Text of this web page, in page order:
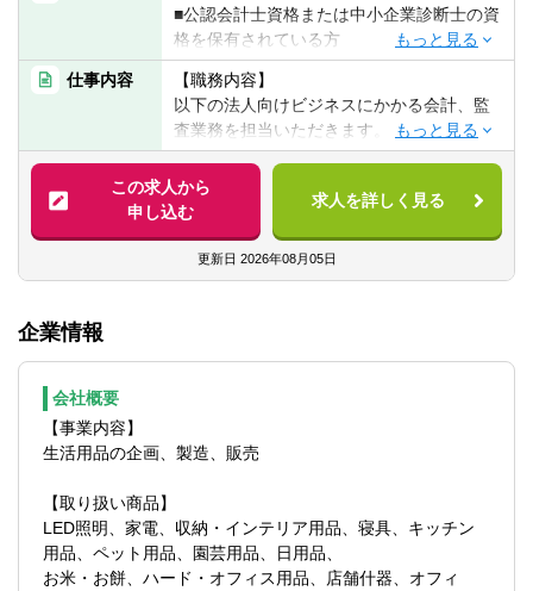
■公認会計士資格または中小企業診断士の資
格を保有されている方
■監査法人や事業会社での関連実務経験3年
以上
（同社と同様のメーカー企業のご経験は優
遇いたします）
仕事内容
【職務内容】
以下の法人向けビジネスにかかる会計、監
査業務を担当いただきます。
■LED照明やデジタルサイネージ、建築資
材、ロボットなどの法人向けビジネスにか
かる会計業務
■公認会計士あるいは中小企業診断士の資格
を活かした、経営に役立つ提案・助言
でいただきたいと考えております。
この求人から
申し込む
求人を詳しく見る
更新日 2026年08月05日
企業情報
会社概要
【事業内容】
生活用品の企画、製造、販売
【取り扱い商品】
LED照明、家電、収納・インテリア用品、寝具、キッチン
用品、ペット用品、園芸用品、日用品、
お米・お餅、ハード・オフィス用品、店舗什器、オフィ